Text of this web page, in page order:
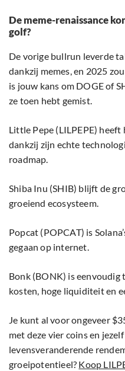
De meme-renaissance
golf?
De vorige bullrun leverde
dankzij memes, en 2025
is jouw kans om DOGE of
ze toen hebt gemist.
Little Pepe (LILPEPE)
dankzij zijn echte
roadmap.
Shiba Inu (SHIB) blijft de
groeiend ecosysteem.
Popcat (POPCAT) is
gegaan op internet.
Bonk (BONK) is eenvoudig
kosten, hoge liquiditeit en
Je kunt al voor ongeveer
met deze vier coins en
levensveranderende
groeipotentieel? Koop